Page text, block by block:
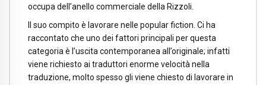
occupa dell’anello commerciale della Rizzoli.
Il suo compito è lavorare nelle popular fiction. Ci ha
raccontato che uno dei fattori principali per questa
categoria è l’uscita contemporanea all’originale; infatti
viene richiesto ai traduttori enorme velocità nella
traduzione, molto spesso gli viene chiesto di lavorare in